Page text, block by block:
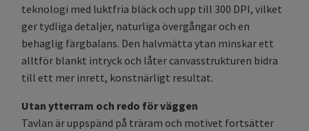
teknologi med luktfria bläck och upp till 300 DPI, vilket
ger tydliga detaljer, naturliga övergångar och en
behaglig färgbalans. Den halvmätta ytan minskar ett
alltför blankt intryck och låter canvasstrukturen bidra
till ett mer inrett, konstnärligt resultat.
Utan ytterram och redo för väggen
Tavlan är uppspänd på träram och motivet fortsätter